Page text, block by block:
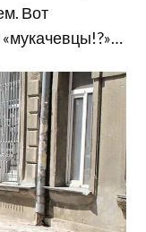
Вот
«мукачевцы!?»…